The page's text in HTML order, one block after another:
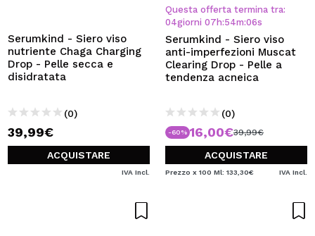
Creando un account su Maquibeauty.it potrai fare i tuoi
acquisti velocemente, controllare lo stato dei tuoi ordini e
consultare le tue operazioni precedenti.
CREARE UN ACCOUNT
Serumkind - Siero viso
nutriente Chaga Charging
Drop - Pelle secca e
disidratata
(0)
39,99€
ACQUISTARE
IVA Incl.
Questa offerta termina tra:
04giorni 07 h:54m:06s
Serumkind - Siero viso
anti-imperfezioni Muscat
Clearing Drop - Pelle a
tendenza acneica
(0)
-60% 16,00€39,99€
ACQUISTARE
Prezzo x 100 Ml: 133,30€ IVA Incl.